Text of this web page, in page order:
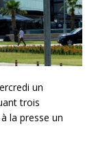
un
trois
la presse un